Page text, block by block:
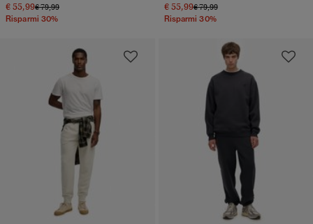
€ 55,99Prezzo ridotto da
€ 79,99a
Risparmi 30%
€ 55,99Prezzo ridotto da
€ 79,99a
Risparmi 30%